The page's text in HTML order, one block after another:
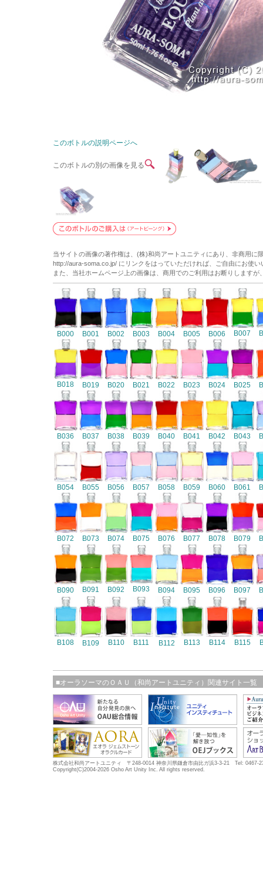
このボトルの説明ページへ
このボトルの別の画像を見る
当サイトの画像の著作権は、(株)和尚アートユニティにあり、非商用
http://aura-soma.co.jp/ にリンクをはっていただければ、ご自由にお使い
また、当社ホームページ上の画像は、商用でのご利用はお断りします
B000 B001 B002 B003 B004 B005 B006 B007
B018 B019 B020 B021 B022 B023 B024 B025
B036 B037 B038 B039 B040 B041 B042 B043
B054 B055 B056 B057 B058 B059 B060 B061
B072 B073 B074 B075 B076 B077 B078 B079
B090 B091 B092 B093 B094 B095 B096 B097
B108 B109 B110 B111 B112 B113 B114 B115
■オーラソーマのＯＡＵ（和尚アートユニティ）関連サイト一覧
株式会社和尚アートユニティ 〒248-0014 神奈川県鎌倉市由比ガ浜3-3-21 Tel: 0467-
Copyright(C)2004-2026 Osho Art Unity Inc. All rights reserved.